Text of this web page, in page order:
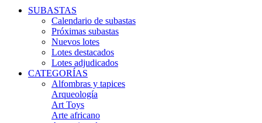
SUBASTAS
Calendario de subastas
Próximas subastas
Nuevos lotes
Lotes destacados
Lotes adjudicados
CATEGORÍAS
Alfombras y tapices
Arqueología
Art Toys
Arte africano